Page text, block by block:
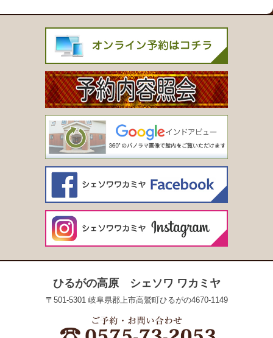
ひるがの高原 シェソワ ワカミヤ
〒501-5301 岐阜県郡上市高鷲町ひるがの4670-1149